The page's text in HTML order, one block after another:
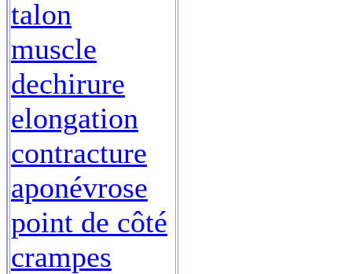
talon
muscle
dechirure
elongation
contracture
aponévrose
point de côté
crampes